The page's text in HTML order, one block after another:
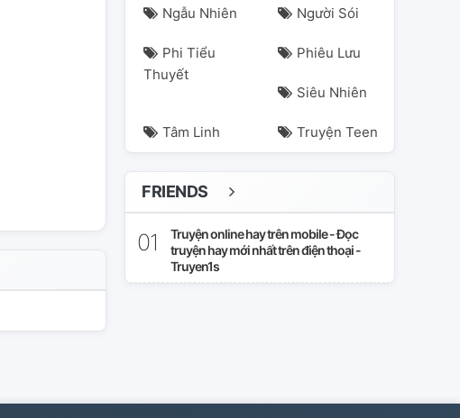
Ngẫu Nhiên Người Sói
Phi Tiểu
Thuyết
Phiêu Lưu
Siêu Nhiên
Tâm Linh Truyện Teen
FRIENDS
Truyện online hay trên mobile - Đọc
truyện hay mới nhất trên điện thoại -
Truyen1s